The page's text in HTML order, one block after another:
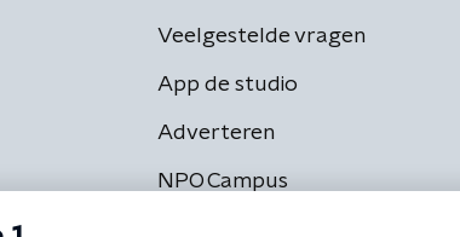
Veelgestelde vragen
App de studio
Adverteren
NPO Campus